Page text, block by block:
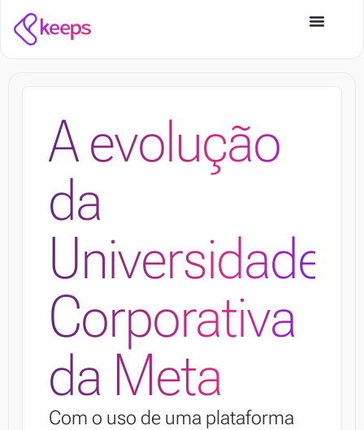
A evolução
da
Universidade
Corporativa
da Meta
Com o uso de uma plataforma